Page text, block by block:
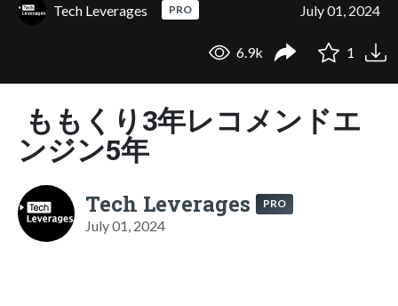
Tech Leverages PRO July 01, 2024
6.9k 1
ももくり3年レコメンドエ
ンジン5年
Tech Leverages PRO
July 01, 2024